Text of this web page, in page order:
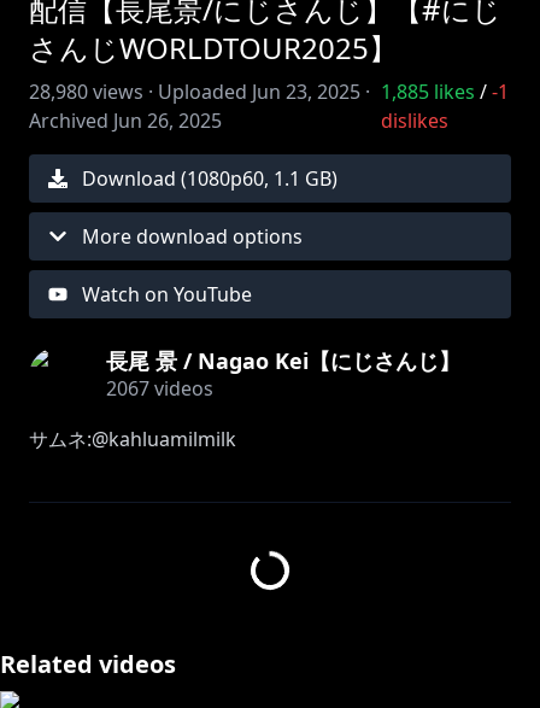
配信【長尾景/にじさんじ】【#にじ
さんじWORLDTOUR2025】
28,980views · Uploaded Jun 23, 2025 ·
Archived Jun 26, 2025
1,885likes /-1
dislikes
Download (1080p60, 1.1 GB)
More download options
Watch on YouTube
長尾 景 / Nagao Kei【にじさんじ】
2067videos
サムネ:@kahluamilmilk
・他枠での「けびじです」「お邪魔します」「長尾がお
Related videos